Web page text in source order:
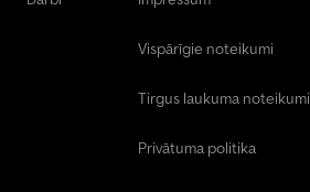
Vispārīgie noteikumi
Tirgus laukuma noteikumi
Privātuma politika